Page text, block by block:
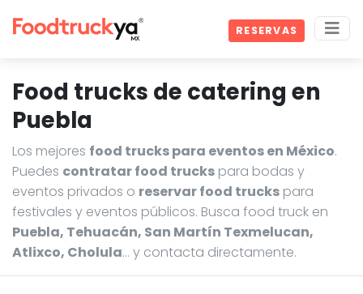
RESERVAS
Food trucks de catering en
Puebla
Los mejores food trucks para eventos en México.
Puedes contratar food trucks para bodas y
eventos privados o reservar food trucks para
festivales y eventos públicos. Busca food truck en
Puebla, Tehuacán, San Martín Texmelucan,
Atlixco, Cholula… y contacta directamente.